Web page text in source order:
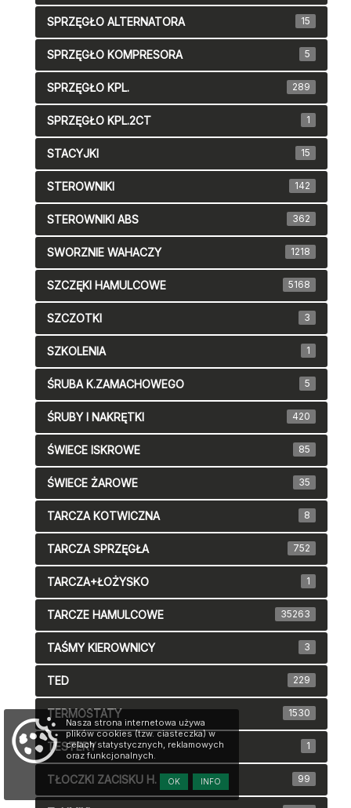
SPRZĘGŁO ALTERNATORA 15
SPRZĘGŁO KOMPRESORA 5
SPRZĘGŁO KPL. 289
SPRZĘGŁO KPL.2CT 1
STACYJKI 15
STEROWNIKI 142
STEROWNIKI ABS 362
SWORZNIE WAHACZY 1218
SZCZĘKI HAMULCOWE 5168
SZCZOTKI 3
SZKOLENIA 1
ŚRUBA K.ZAMACHOWEGO 5
ŚRUBY I NAKRĘTKI 420
ŚWIECE ISKROWE 85
ŚWIECE ŻAROWE 35
TARCZA KOTWICZNA 8
TARCZA SPRZĘGŁA 752
TARCZA+ŁOŻYSKO 1
TARCZE HAMULCOWE 35263
TAŚMY KIEROWNICY 3
TED 229
TERMOSTATY 1530
TESTERY 1
TŁOCZKI ZACISKU H. 99
Nasza strona internetowa używa
plików cookies (tzw. ciasteczka) w
celach statystycznych, reklamowych
oraz funkcjonalnych.
INFO
OK